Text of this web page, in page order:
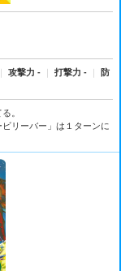
攻撃力 - 打撃力 -
防
。
リーバー」は１ターンに